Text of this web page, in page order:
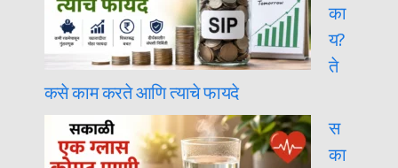
का
य?
ते
कसे काम करते आणि त्याचे फायदे
स
का